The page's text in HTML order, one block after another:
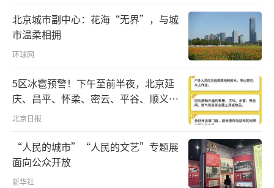
谢锋强调，祖国是香港重整行装再出发的
最大底气。面对疫情的严峻挑战以及个别霸权
国家蛮横出台对港制裁措施，中央政府和14亿
谢锋表示，外交部驻港公署以支持香港扩
大对外交往合作为己任，将继续利用首创
的“香港+内地+‘一带一路’相关国家”三方
合作机制，发挥外交所能，对接国家所需和特
区所长，为香港深度参与“一带一路”建设、
北京城市副中心：花海“无界”，与城
市温柔相拥
环球网
5区冰雹预警！下午至前半夜，北京延
庆、昌平、怀柔、密云、平谷、顺义、
门头沟、房山等区有较明显降雨，伴七
北京日报
“人民的城市”“人民的文艺”专题展
面向公众开放
新华社